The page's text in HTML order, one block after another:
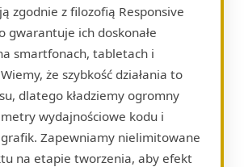
zgodnie z filozofią Responsive
gwarantuje ich doskonałe
smartfonach, tabletach i
że szybkość działania to
dlatego kładziemy ogromny
wydajnościowe kodu i
Zapewniamy nielimitowane
na etapie tworzenia, aby efekt